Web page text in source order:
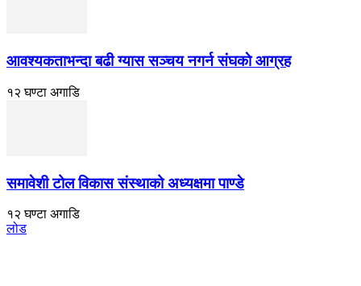
आवश्यकताभन्दा बढी ग्यास सञ्चय नगर्न संघकाे आग्रह
१२ घण्टा अगाडि
समावेशी टोल विकास संस्थाको अध्यक्षमा पाण्डे
१२ घण्टा अगाडि
लोड